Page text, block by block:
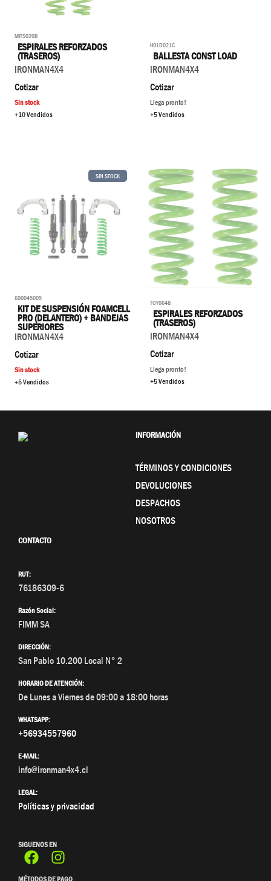
MITS020B
ESPIRALES REFORZADOS
(TRASEROS)
IRONMAN4X4
Cotizar
Sin stock
+10 Vendidos
HOLD021C
BALLESTA CONST LOAD
IRONMAN4X4
Cotizar
Llega pronto!
+5 Vendidos
SIN STOCK
600045005
KIT DE SUSPENSIÓN FOAMCELL
PRO (DELANTERO) + BANDEJAS
SUPERIORES
IRONMAN4X4
Cotizar
Sin stock
+5 Vendidos
TOY064B
ESPIRALES REFORZADOS
(TRASEROS)
IRONMAN4X4
Cotizar
Llega pronto!
+5 Vendidos
INFORMACIÓN
TÉRMINOS Y CONDICIONES
DEVOLUCIONES
DESPACHOS
NOSOTROS
CONTACTO
RUT:
76186309-6
Razón Social:
FIMM SA
DIRECCIÓN:
San Pablo 10.200 Local N° 2
HORARIO DE ATENCIÓN:
De Lunes a Viernes de 09:00 a 18:00 horas
WHATSAPP:
+56934557960
E-MAIL:
info@ironman4x4.cl
LEGAL:
Políticas y privacidad
SIGUENOS EN